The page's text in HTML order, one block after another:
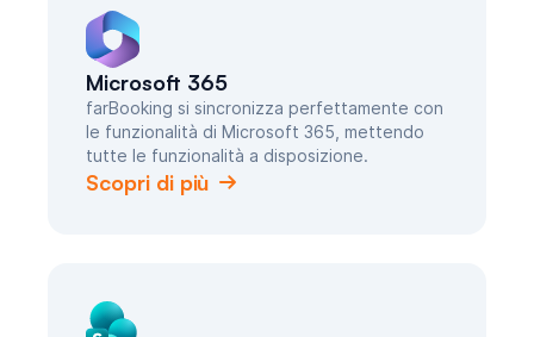
Microsoft 365
farBooking si sincronizza perfettamente con
le funzionalità di Microsoft 365, mettendo
tutte le funzionalità a disposizione.
Scopri di più